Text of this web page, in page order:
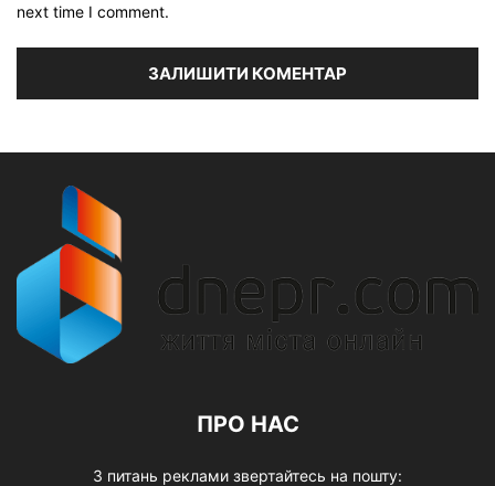
next time I comment.
ПРО НАС
З питань реклами звертайтесь на пошту: